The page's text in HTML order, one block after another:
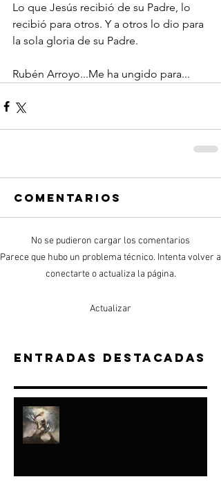
Lo que Jesús recibió de su Padre, lo
recibió para otros. Y a otros lo dio para
la sola gloria de su Padre.
Rubén Arroyo...Me ha ungido para...
Comentarios
No se pudieron cargar los comentarios
Parece que hubo un problema técnico. Intenta volver a
conectarte o actualiza la página.
Actualizar
Entradas destacadas